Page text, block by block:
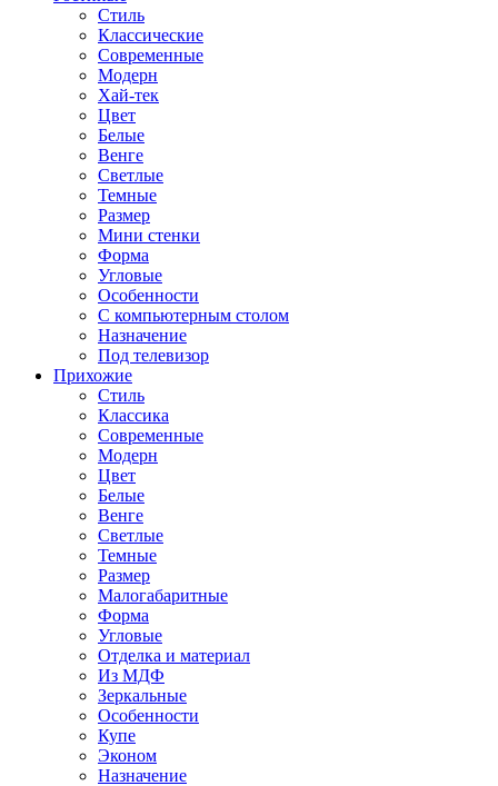
Стиль
Классические
Современные
Модерн
Хай-тек
Цвет
Белые
Венге
Светлые
Темные
Размер
Мини стенки
Форма
Угловые
Особенности
С компьютерным столом
Назначение
Под телевизор
Прихожие
Стиль
Классика
Современные
Модерн
Цвет
Белые
Венге
Светлые
Темные
Размер
Малогабаритные
Форма
Угловые
Отделка и материал
Из МДФ
Зеркальные
Особенности
Купе
Эконом
Назначение